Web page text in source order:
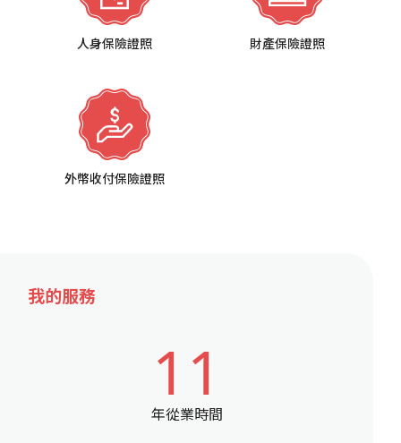
人身保險證照 財產保險證照
外幣收付保險證照
我的服務
11
年從業時間